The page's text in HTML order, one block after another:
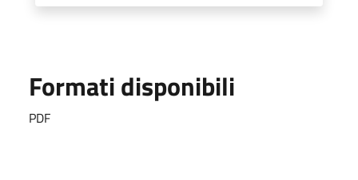
Formati disponibili
PDF